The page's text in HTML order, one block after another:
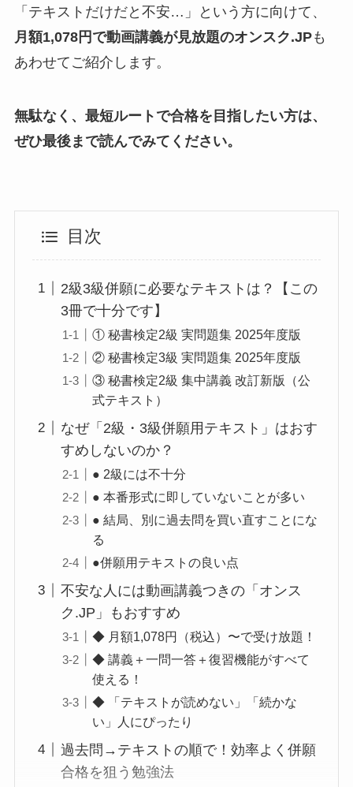
「テキストだけだと不安…」という方に向けて、
月額1,078円で動画講義が見放題のオンスク.JPも
あわせてご紹介します。
無駄なく、最短ルートで合格を目指したい方は、
ぜひ最後まで読んでみてください。
目次
2級3級併願に必要なテキストは？【この
3冊で十分です】
① 秘書検定2級 実問題集 2025年度版
② 秘書検定3級 実問題集 2025年度版
③ 秘書検定2級 集中講義 改訂新版（公
式テキスト）
なぜ「2級・3級併願用テキスト」はおす
すめしないのか？
● 2級には不十分
● 本番形式に即していないことが多い
● 結局、別に過去問を買い直すことにな
る
●併願用テキストの良い点
不安な人には動画講義つきの「オンス
ク.JP」もおすすめ
◆ 月額1,078円（税込）〜で受け放題！
◆ 講義＋一問一答＋復習機能がすべて
使える！
◆ 「テキストが読めない」「続かな
い」人にぴったり
過去問→テキストの順で！効率よく併願
合格を狙う勉強法